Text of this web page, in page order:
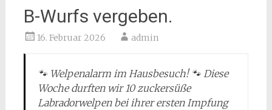
B-Wurfs vergeben.
16. Februar 2026 admin
🐾 Welpenalarm im Hausbesuch! 🐾 Diese
Woche durften wir 10 zuckersüße
Labradorwelpen bei ihrer ersten Impfung